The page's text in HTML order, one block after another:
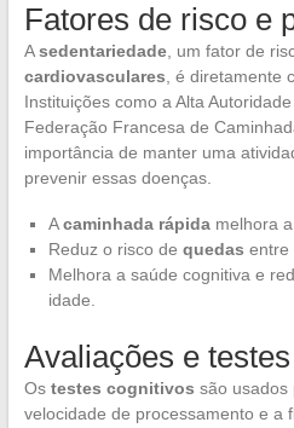
Fatores de risco e
Asedentariedade, um fator de
cardiovasculares , é diretamente
Instituições como a Alta
Federação Francesa de
importância de manter uma
prevenir essas doenças.
Acaminhada rápidamelhora a
Reduz o risco de quedas entre
Melhora a saúde cognitiva e
idade.
Avaliações e testes
Os testes cognitivos são usados
velocidade de processamento e a